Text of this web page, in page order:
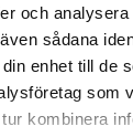
och
sådana
enhet till de
som
kombinera